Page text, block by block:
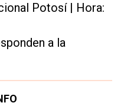
Potosí | Hora:
a la